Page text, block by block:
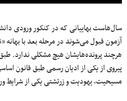
سال‌‌هاست بهاییانی که در کنکور ورودی
آزمون قبول می‌شوند در مرحله بعد با
هرچند پرونده‌هایشان هیچ مشکلی ندارد.
پیروی از یکی از ادیان رسمی طبق قانون
مسیحیت، یهودیت و زرتشتی یکی از شرایط